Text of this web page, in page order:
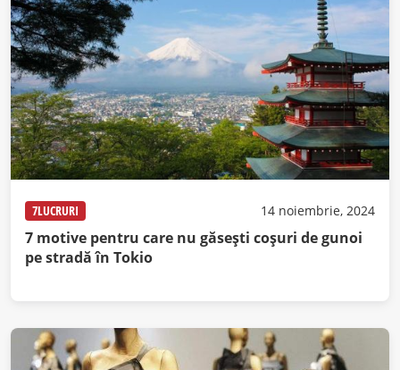
7LUCRURI 14 noiembrie, 2024
7 motive pentru care nu găsești coșuri de gunoi
pe stradă în Tokio